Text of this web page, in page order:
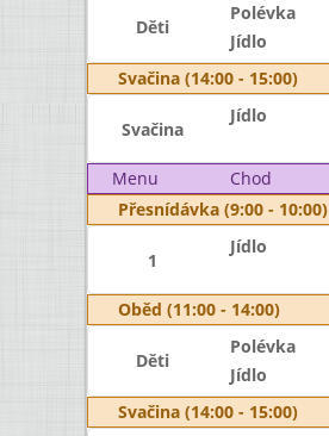
Děti
Polévka
Jídlo
Svačina (14:00 - 15:00)
Svačina
Jídlo
Menu Chod
Přesnídávka (9:00 - 10:00)
1
Jídlo
Oběd (11:00 - 14:00)
Děti
Polévka
Jídlo
Svačina (14:00 - 15:00)